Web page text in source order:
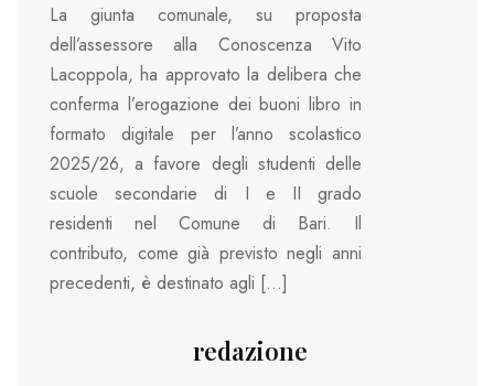
La giunta comunale, su proposta
dell’assessore alla Conoscenza Vito
Lacoppola, ha approvato la delibera che
conferma l’erogazione dei buoni libro in
formato digitale per l’anno scolastico
2025/26, a favore degli studenti delle
scuole secondarie di I e II grado
residenti nel Comune di Bari. Il
contributo, come già previsto negli anni
precedenti, è destinato agli […]
redazione